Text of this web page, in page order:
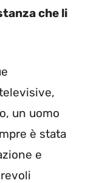
che li
un uomo
è stata
e